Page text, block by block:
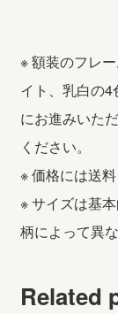
※ 額装のフレ
イト、乳白の
にお進みいた
ください。
※ 価格には送
※ サイズは基
柄によって異
Related